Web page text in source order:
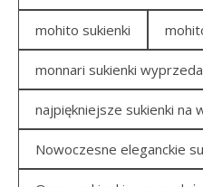
mohito sukienki
monnari sukienki
najpiękniejsze sukienki na
Nowoczesne eleganckie